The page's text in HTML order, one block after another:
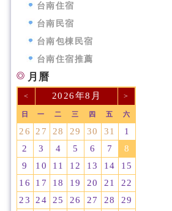
台南住宿
台南民宿
台南包棟民宿
台南住宿推薦
月曆
< 2026年8月 >
日 一 二 三 四 五 六
26 27 28 29 30 31
1
2
3 4 5 6 7
8
9
10 11 12 13 14
15
16
17 18 19 20 21
22
23
24 25 26 27 28 29